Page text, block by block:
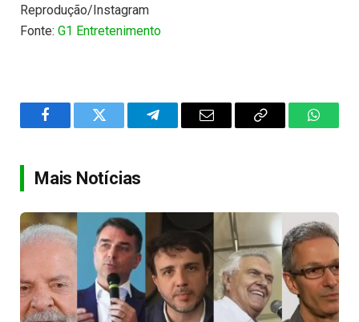
Reprodução/Instagram
Fonte: G1 Entretenimento
FacebookTwitter TelegramEmail
Copy
Mais Notícias